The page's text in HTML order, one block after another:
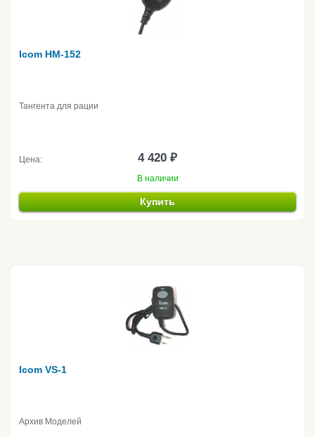
Icom HM-152
Тангента для рации
Цена: 4 420 ₽
В наличии
Купить
Icom VS-1
Архив Моделей